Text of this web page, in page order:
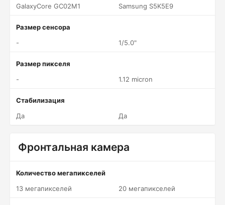
GalaxyCore GC02M1 Samsung S5K5E9
Размер сенсора
-
1/5.0"
Размер пикселя
-
1.12 micron
Стабилизация
Да
Да
Фронтальная камера
Количество мегапикселей
13 мегапикселей
20 мегапикселей